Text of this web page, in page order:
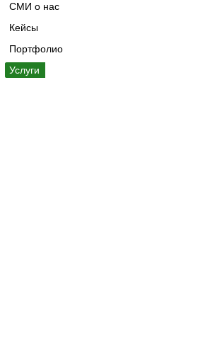
СМИ о нас
Кейсы
Портфолио
Услуги